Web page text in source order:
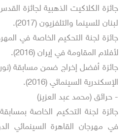
جائزة الكلاكيت الذهبية لجائزة
لبنان للسينما والتلفزيون (2017).
جائزة لجنة التحكيم الخاصة في
لأفلام المقاومة في إيران (2016).
جائزة أفضل إخراج ضمن مسابقة (نور
الإسكندرية السينمائي (2016).
- حرائق (محمد عبد العزيز)
جائزة لجنة التحكيم الخاصة بمسابقة
في مهرجان القاهرة السينمائي الدولي